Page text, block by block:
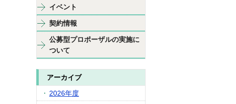
イベント
契約情報
公募型プロポーザルの実施に
ついて
アーカイブ
2026年度